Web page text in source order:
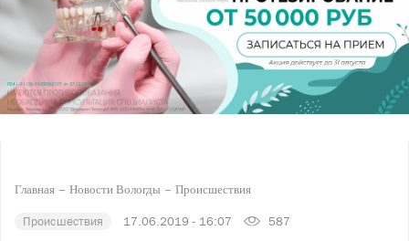
Главная Новости Вологды Происшествия
Происшествия 17.06.2019 - 16:07 587